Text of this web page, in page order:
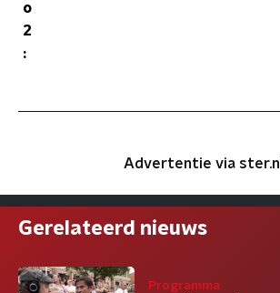
o
2
:
Advertentie via ster.nl
Gerelateerd nieuws
Programma